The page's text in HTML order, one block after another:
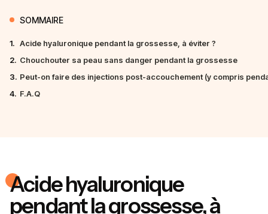
SOMMAIRE
1. Acide hyaluronique pendant la grossesse, à éviter ?
2. Chouchouter sa peau sans danger pendant la grossesse
3. Peut-on faire des injections post-accouchement (y compris
4. F.A.Q
Acide hyaluronique
pendant la grossesse, à